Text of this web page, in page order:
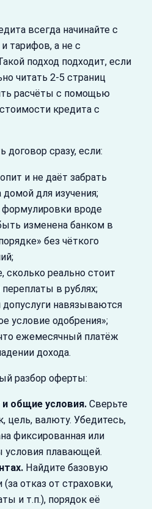
всегда начинайте с
тарифов, а не с
подход подходит, если
читать 2-5 страниц
расчёты с помощью
кредита с
договор сразу, если:
и не даёт забрать
домой для изучения;
формулировки вроде
изменена банком в
без чёткого
сколько реально стоит
в рублях;
допуслуги навязываются
условие одобрения»;
ежемесячный платёж
дохода.
разбор оферты:
общие условия. Сверьте
цель, валюту. Убедитесь,
фиксированная или
условия плавающей.
Найдите базовую
(за отказ от страховки,
и т.п.), порядок её